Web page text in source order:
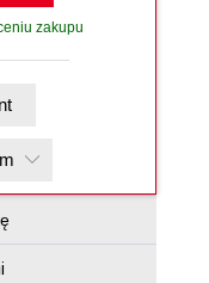
zakupu